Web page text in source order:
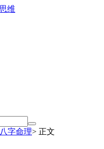
八字命理> 正文